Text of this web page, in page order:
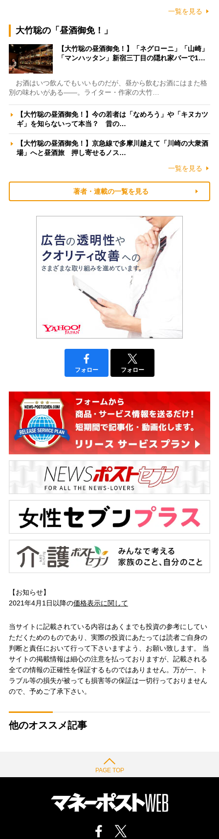
一覧を見る
大竹聡の「昼酒御免！」
【大竹聡の昼酒御免！】「ネグローニ」「山崎」
「マンハッタン」新宿三丁目の隠れ家バーで1…
お酒はいつ飲んでもいいものだが、昼から飲むお酒にはまた格
別の味わいがある――。ライター・作家の大竹…
【大竹聡の昼酒御免！】今の若者は「なめろう」や「キヌカツ
ギ」を知らないって本当？ 昔の…
【大竹聡の昼酒御免！】京急線で多摩川越えて「川崎の大衆酒
場」へと昼酒旅 押し寄せるノス…
一覧を見る
著者・連載の一覧を見る
フォロー フォロー
【お知らせ】
2021年4月1日以降の価格表示に関して
当サイトに記載されている内容はあくまでも投資の参考にしてい
ただくためのものであり、実際の投資にあたっては読者ご自身の
判断と責任において行って下さいますよう、お願い致します。 当
サイトの掲載情報は細心の注意を払っておりますが、記載される
全ての情報の正確性を保証するものではありません。万が一、ト
ラブル等の損失が被っても損害等の保証は一切行っておりません
ので、予めご了承下さい。
他のオススメ記事
PAGE TOP